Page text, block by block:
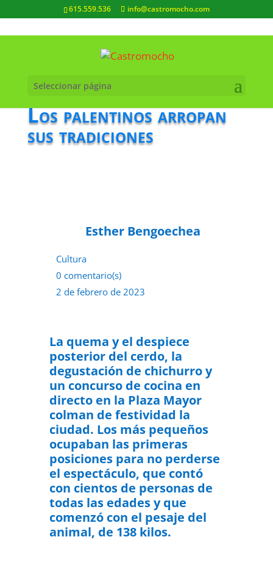
615.559.536 info@castromocho.com
Seleccionar página
Los palentinos arropan
sus tradiciones
Esther Bengoechea
Cultura
0 comentario(s)
2 de febrero de 2023
La quema y el despiece
posterior del cerdo, la
degustación de chichurro y
un concurso de cocina en
directo en la Plaza Mayor
colman de festividad la
ciudad. Los más pequeños
ocupaban las primeras
posiciones para no perderse
el espectáculo, que contó
con cientos de personas de
todas las edades y que
comenzó con el pesaje del
animal, de 138 kilos.